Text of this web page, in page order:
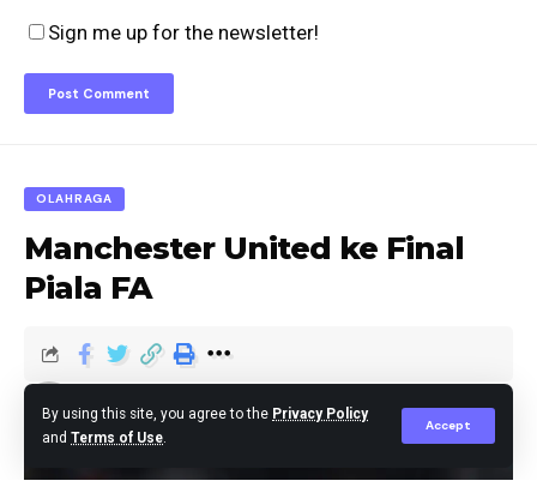
By using this site, you agree to the Privacy Policy
and Terms of Use.
Accept
Sign me up for the newsletter!
OLAHRAGA
Manchester United ke Final
Piala FA
Editor Published April 22, 2024